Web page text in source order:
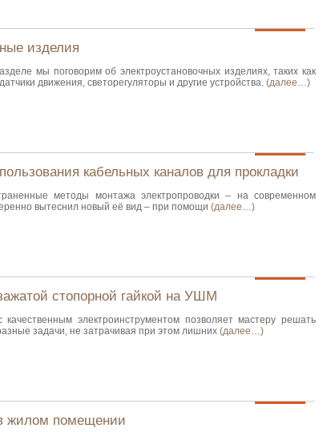
изделия
мы поговорим об электроустановочных изделиях, таких как
движения, светорегуляторы и другие устройства. (далее…)
кабельных каналов для прокладки
методы монтажа электропроводки – на современном
вытеснил новый её вид – при помощи (далее…)
стопорной гайкой на УШМ
качественным электроинструментом позволяет мастеру решать
задачи, не затрачивая при этом лишних (далее…)
жилом помещении